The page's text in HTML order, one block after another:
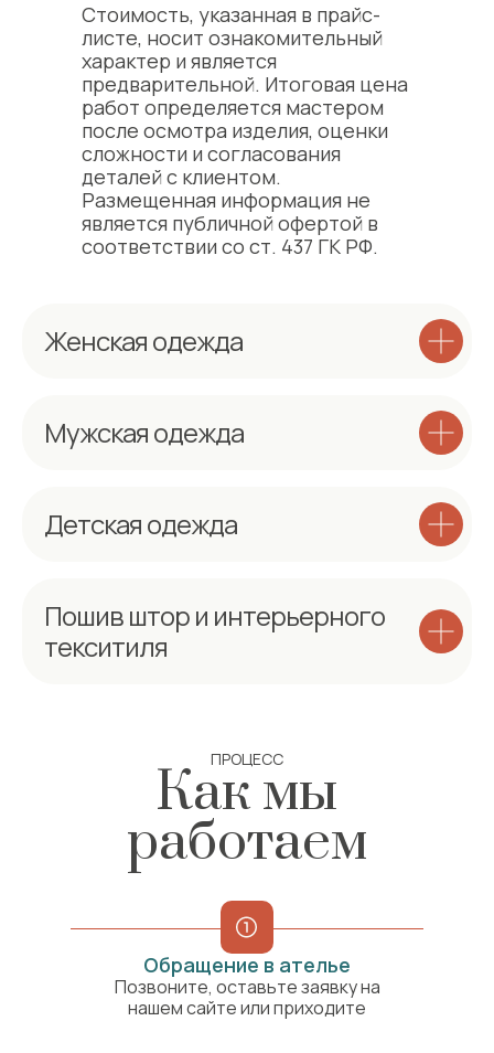
Стоимость, указанная в прайс-
листе, носит ознакомительный
характер и является
предварительной. Итоговая цена
работ определяется мастером
после осмотра изделия, оценки
сложности и согласования
деталей с клиентом.
Размещенная информация не
является публичной офертой в
соответствии со ст. 437 ГК РФ.
Женская одежда
Мужская одежда
Детская одежда
Пошив штор и интерьерного
текситиля
ПРОЦЕСС
Как мы
работаем
Обращение в ателье
Позвоните, оставьте заявку на
нашем сайте или приходите